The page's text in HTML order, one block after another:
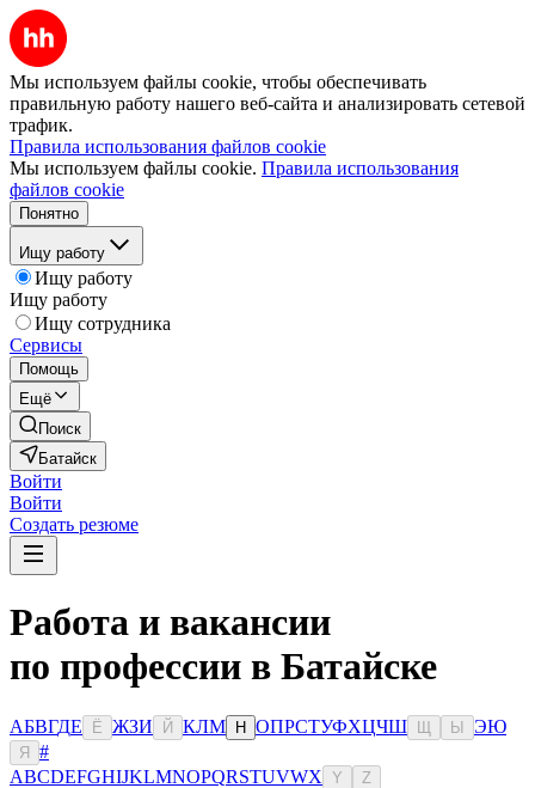
Мы используем файлы cookie, чтобы обеспечивать
правильную работу нашего веб-сайта и анализировать сетевой
трафик.
Правила использования файлов cookie
Мы используем файлы cookie. Правила использования
файлов cookie
Понятно
Ищу работу
Ищу работу
Ищу работу
Ищу сотрудника
Сервисы
Помощь
Ещё
Поиск
Батайск
Войти
Войти
Создать резюме
Работа и вакансии
по профессии в Батайске
АБВГДЕ Ё ЖЗИ Й КЛМ Н ОПРСТУФХЦЧШ Ы ЭЮ
Я
#
ABCDEFGHIJKLMNOPQRSTUVWX Y Z